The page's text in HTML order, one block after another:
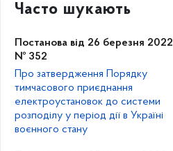
Часто шукають
Постанова від 26 березня 2022
№ 352
Про затвердження Порядку
тимчасового приєднання
електроустановок до системи
розподілу у період дії в Україні
воєнного стану